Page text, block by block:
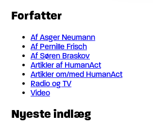
Forfatter
Af Asger Neumann
Af Pernille Frisch
Af Søren Braskov
Artikler af HumanAct
Artikler om/med HumanAct
Radio og TV
Video
Nyeste indlæg